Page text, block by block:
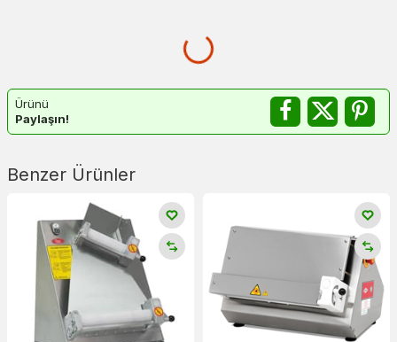
Ürünü
Paylaşın!
Benzer Ürünler